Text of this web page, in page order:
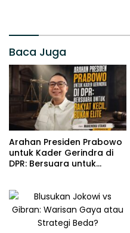
Baca Juga
Arahan Presiden Prabowo
untuk Kader Gerindra di
DPR: Bersuara untuk